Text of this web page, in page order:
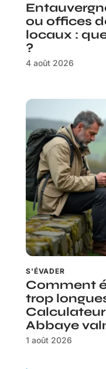
ou offices
locaux :
?
4 août 2026
S'ÉVADER
Comment
trop
Abbaye
1 août 2026